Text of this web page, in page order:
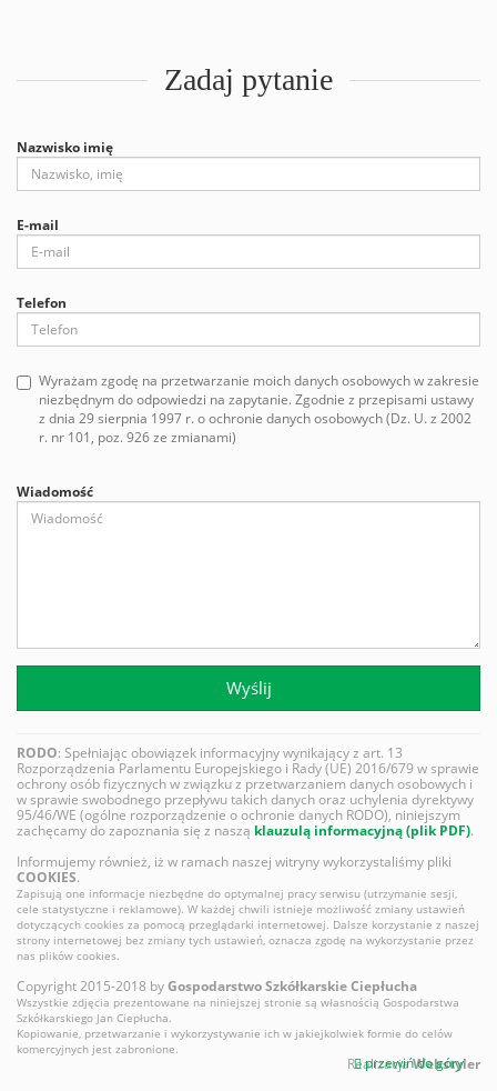
Zadaj pytanie
Nazwisko imię
E-mail
Telefon
Wyrażam zgodę na przetwarzanie moich danych osobowych w zakresie
niezbędnym do odpowiedzi na zapytanie. Zgodnie z przepisami ustawy
z dnia 29 sierpnia 1997 r. o ochronie danych osobowych (Dz. U. z 2002
r. nr 101, poz. 926 ze zmianami)
Wiadomość
Wyślij
RODO: Spełniając obowiązek informacyjny wynikający z art. 13
Rozporządzenia Parlamentu Europejskiego i Rady (UE) 2016/679 w sprawie
ochrony osób fizycznych w związku z przetwarzaniem danych osobowych i
w sprawie swobodnego przepływu takich danych oraz uchylenia dyrektywy
95/46/WE (ogólne rozporządzenie o ochronie danych RODO), niniejszym
zachęcamy do zapoznania się z naszą klauzulą informacyjną (plik PDF).
Informujemy również, iż w ramach naszej witryny wykorzystaliśmy pliki
COOKIES.
Zapisują one informacje niezbędne do optymalnej pracy serwisu (utrzymanie sesji,
cele statystyczne i reklamowe). W każdej chwili istnieje możliwość zmiany ustawień
dotyczących cookies za pomocą przeglądarki internetowej. Dalsze korzystanie z naszej
strony internetowej bez zmiany tych ustawień, oznacza zgodę na wykorzystanie przez
nas plików cookies.
Copyright 2015-2018 byGospodarstwo Szkółkarskie Ciepłucha
Wszystkie zdjęcia prezentowane na niniejszej stronie są własnością Gospodarstwa
Szkółkarskiego Jan Ciepłucha.
Kopiowanie, przetwarzanie i wykorzystywanie ich w jakiejkolwiek formie do celów
komercyjnych jest zabronione.
RealizacjaWebstyler
przewiń do góry